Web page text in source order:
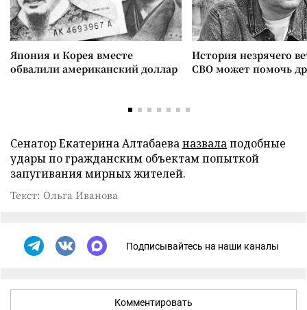
Япония и Корея вместе
обвалили американский доллар
История незрячего
СВО может помочь
Сенатор Екатерина Алтабаеваназвалаподобные
удары по гражданским объектам попыткой
запугивания мирных жителей.
Текст: Ольга Иванова
Подписывайтесь на наши каналы
Комментировать